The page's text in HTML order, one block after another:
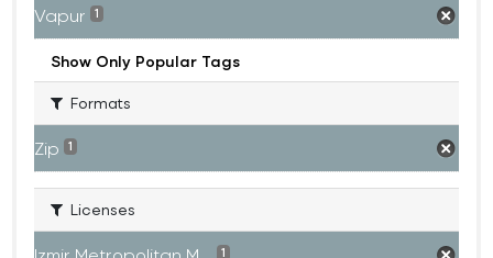
Vapur 1
Show Only Popular Tags
Formats
Zip 1
Licenses
1